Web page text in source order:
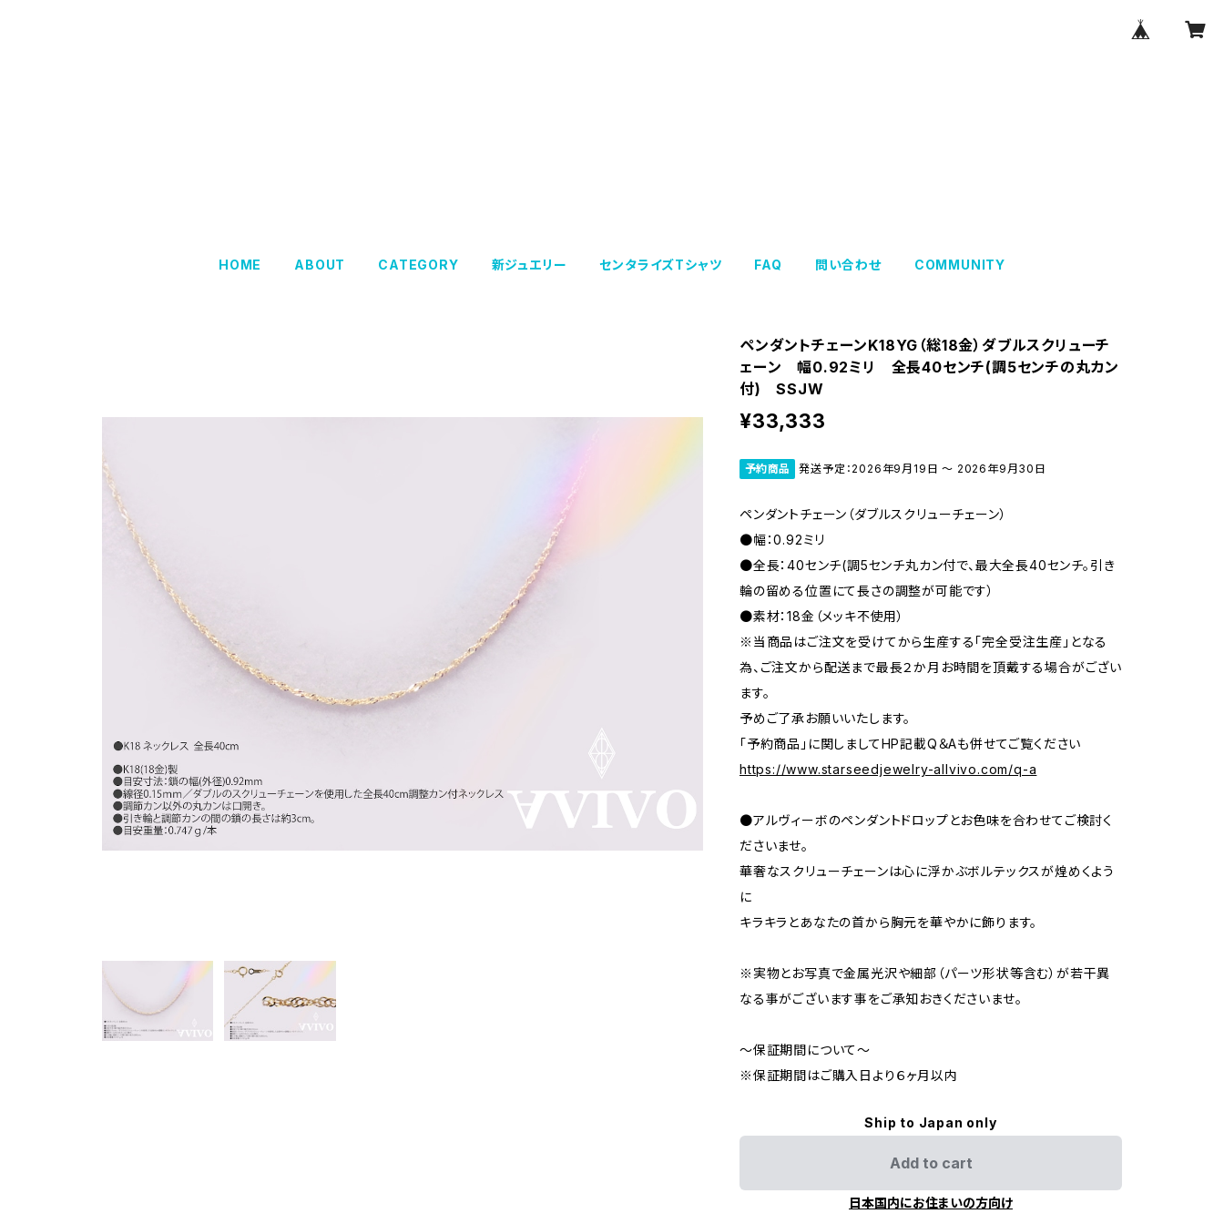
HOME ABOUT CATEGORY 新ジュエリー センタライズTシャツ FAQ 問い合わせ COMMUNITY
ペンダントチェーンK18YG（総18金）ダブルスクリューチ
ェーン 幅0.92ミリ 全長40センチ(調5センチの丸カン
付) SSJW
¥33,333
予約商品 発送予定：2026年9月19日 〜 2026年9月30日
ペンダントチェーン（ダブルスクリューチェーン）
●幅：0.92ミリ
●全長：40センチ(調5センチ丸カン付で、最大全長40センチ。引き
輪の留める位置にて長さの調整が可能です）
●素材：18金（メッキ不使用）
※当商品はご注文を受けてから生産する「完全受注生産」となる
為、ご注文から配送まで最長２か月お時間を頂戴する場合がござい
ます。
予めご了承お願いいたします。
「予約商品」に関しましてHP記載Q＆Aも併せてご覧ください
https://www.starseedjewelry-allvivo.com/q-a
●アルヴィーボのペンダントドロップとお色味を合わせてご検討く
ださいませ。
華奢なスクリューチェーンは心に浮かぶボルテックスが煌めくよう
に
キラキラとあなたの首から胸元を華やかに飾ります。
※実物とお写真で金属光沢や細部（パーツ形状等含む）が若干異
なる事がございます事をご承知おきくださいませ。
〜保証期間について〜
※保証期間はご購入日より６ヶ月以内
Ship to Japan only
Add to cart
日本国内にお住まいの方向け